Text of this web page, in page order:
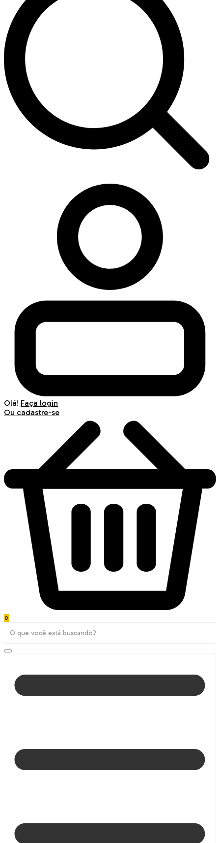
Olá! Faça login
Ou cadastre-se
0